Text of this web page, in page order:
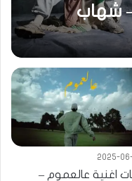
– شهاب
2025-
اغنية عالعموم –